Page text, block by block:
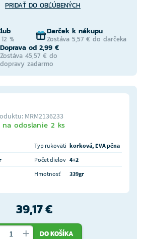
PRIDAŤ DO OBĽÚBENÝCH
%
Darček k nákupu
Zostáva 5,57 € do darčeka
Doprava od 2,99 €
Zostáva 45,57 € do
dopravy zadarmo
MRM2136233
odoslanie 2 ks
Typ rukoväti korková, EVA pěna
Počet dielov 4+2
Hmotnosť 339gr
39,17 €
DO KOŠÍKA